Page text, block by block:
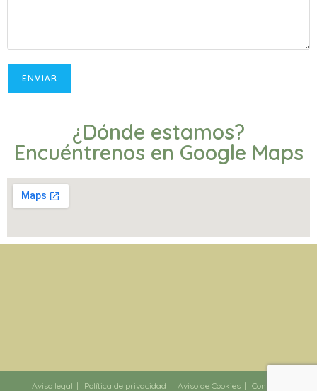
¿Dónde estamos?
Encuéntrenos en Google Maps
Aviso legal Política de privacidad Aviso de Cookies Contacto